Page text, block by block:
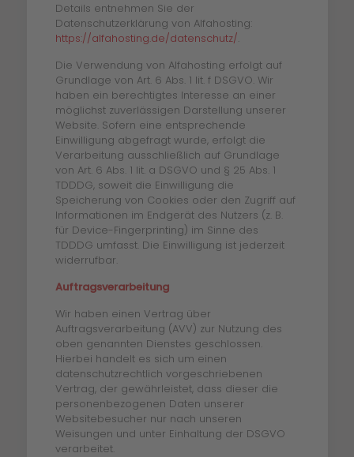
Details entnehmen Sie der
Datenschutzerklärung von Alfahosting:
https://alfahosting.de/datenschutz/.
Die Verwendung von Alfahosting erfolgt auf
Grundlage von Art. 6 Abs. 1 lit. f DSGVO. Wir
haben ein berechtigtes Interesse an einer
möglichst zuverlässigen Darstellung unserer
Website. Sofern eine entsprechende
Einwilligung abgefragt wurde, erfolgt die
Verarbeitung ausschließlich auf Grundlage
von Art. 6 Abs. 1 lit. a DSGVO und § 25 Abs. 1
TDDDG, soweit die Einwilligung die
Speicherung von Cookies oder den Zugriff auf
Informationen im Endgerät des Nutzers (z. B.
für Device-Fingerprinting) im Sinne des
TDDDG umfasst. Die Einwilligung ist jederzeit
widerrufbar.
Auftragsverarbeitung
Wir haben einen Vertrag über
Auftragsverarbeitung (AVV) zur Nutzung des
oben genannten Dienstes geschlossen.
Hierbei handelt es sich um einen
datenschutzrechtlich vorgeschriebenen
Vertrag, der gewährleistet, dass dieser die
personenbezogenen Daten unserer
Websitebesucher nur nach unseren
Weisungen und unter Einhaltung der DSGVO
verarbeitet.